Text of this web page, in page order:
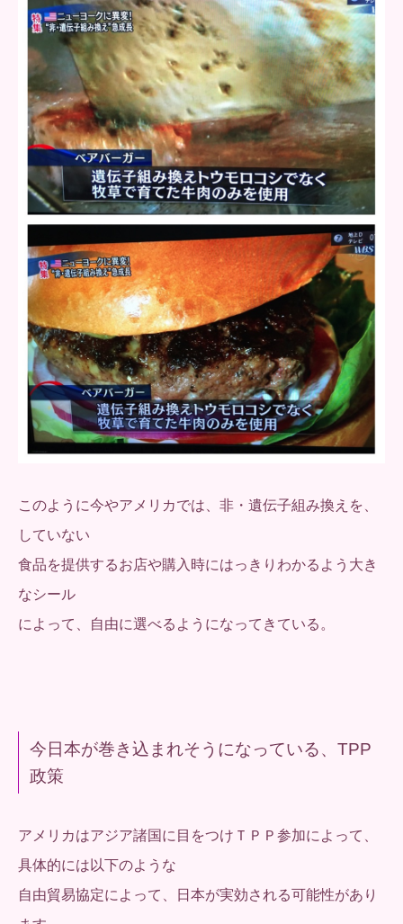
このように今やアメリカでは、非・遺伝子組み換えを、
していない
食品を提供するお店や購入時にはっきりわかるよう大き
なシール
によって、自由に選べるようになってきている。
今日本が巻き込まれそうになっている、TPP
政策
アメリカはアジア諸国に目をつけＴＰＰ参加によって、
具体的には以下のような
自由貿易協定によって、日本が実効される可能性があり